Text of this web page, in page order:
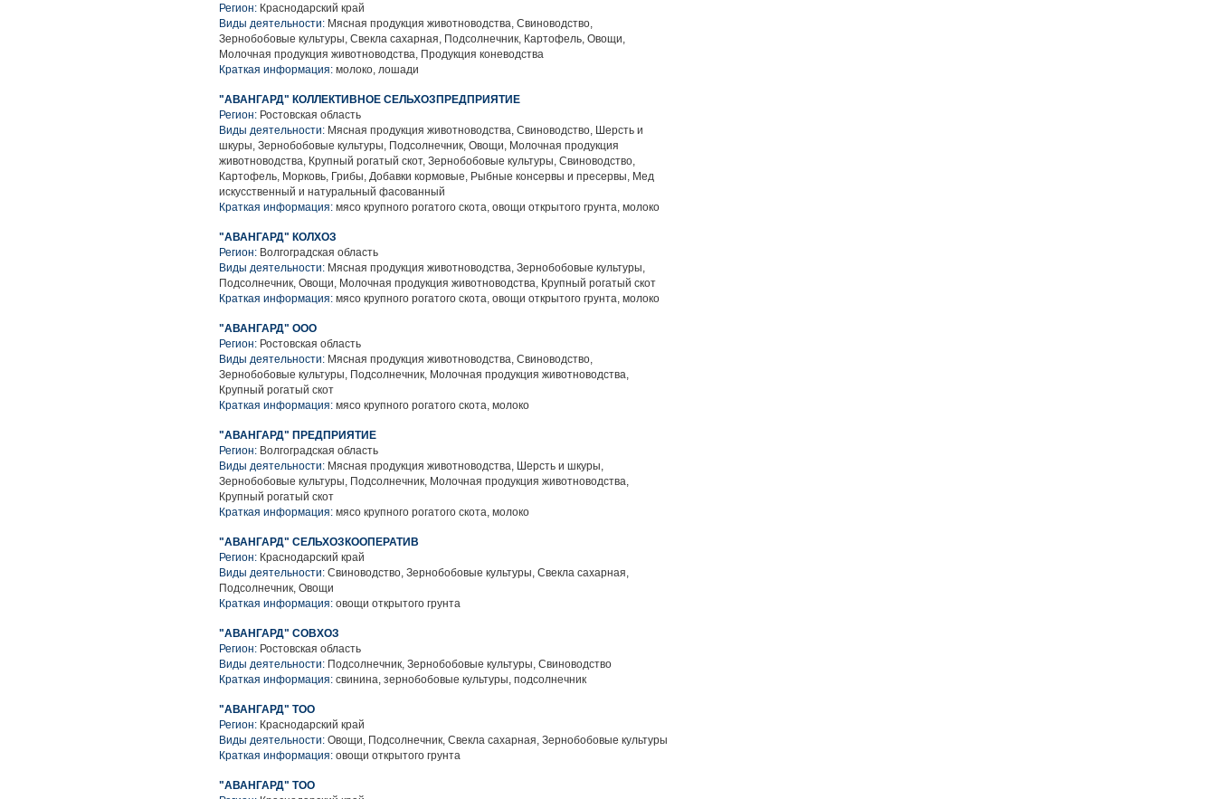
Регион: Краснодарский край
Виды деятельности: Мясная продукция животноводства, Свиноводство,
Зернобобовые культуры, Свекла сахарная, Подсолнечник, Картофель, Овощи,
Молочная продукция животноводства, Продукция коневодства
Краткая информация: молоко, лошади
"АВАНГАРД" КОЛЛЕКТИВНОЕ СЕЛЬХОЗПРЕДПРИЯТИЕ
Регион: Ростовская область
Виды деятельности: Мясная продукция животноводства, Свиноводство, Шерсть и
шкуры, Зернобобовые культуры, Подсолнечник, Овощи, Молочная продукция
животноводства, Крупный рогатый скот, Зернобобовые культуры, Свиноводство,
Картофель, Морковь, Грибы, Добавки кормовые, Рыбные консервы и пресервы, Мед
искусственный и натуральный фасованный
Краткая информация: мясо крупного рогатого скота, овощи открытого грунта, молоко
"АВАНГАРД" КОЛХОЗ
Регион: Волгоградская область
Виды деятельности: Мясная продукция животноводства, Зернобобовые культуры,
Подсолнечник, Овощи, Молочная продукция животноводства, Крупный рогатый скот
Краткая информация: мясо крупного рогатого скота, овощи открытого грунта, молоко
"АВАНГАРД" ООО
Регион: Ростовская область
Виды деятельности: Мясная продукция животноводства, Свиноводство,
Зернобобовые культуры, Подсолнечник, Молочная продукция животноводства,
Крупный рогатый скот
Краткая информация: мясо крупного рогатого скота, молоко
"АВАНГАРД" ПРЕДПРИЯТИЕ
Регион: Волгоградская область
Виды деятельности: Мясная продукция животноводства, Шерсть и шкуры,
Зернобобовые культуры, Подсолнечник, Молочная продукция животноводства,
Крупный рогатый скот
Краткая информация: мясо крупного рогатого скота, молоко
"АВАНГАРД" СЕЛЬХОЗКООПЕРАТИВ
Регион: Краснодарский край
Виды деятельности: Свиноводство, Зернобобовые культуры, Свекла сахарная,
Подсолнечник, Овощи
Краткая информация: овощи открытого грунта
"АВАНГАРД" СОВХОЗ
Регион: Ростовская область
Виды деятельности: Подсолнечник, Зернобобовые культуры, Свиноводство
Краткая информация: свинина, зернобобовые культуры, подсолнечник
"АВАНГАРД" ТОО
Регион: Краснодарский край
Виды деятельности: Овощи, Подсолнечник, Свекла сахарная, Зернобобовые культуры
Краткая информация: овощи открытого грунта
"АВАНГАРД" ТОО